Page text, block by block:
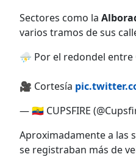
Sectores como la
varios tramos de sus
⛈ Por el redondel entre
🎥 Cortesía
— 🇪🇨 CUPSFIRE
Aproximadamente a las
se registraban más de